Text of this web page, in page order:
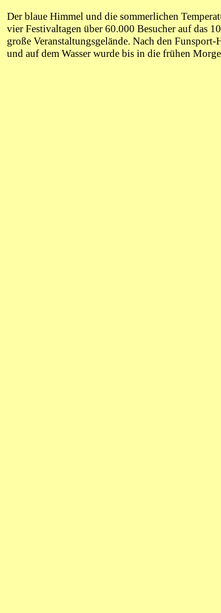
Der blaue Himmel und die sommerlichen
vier Festivaltagen über 60.000 Besucher auf das
große Veranstaltungsgelände. Nach den
und auf dem Wasser wurde bis in die frühen